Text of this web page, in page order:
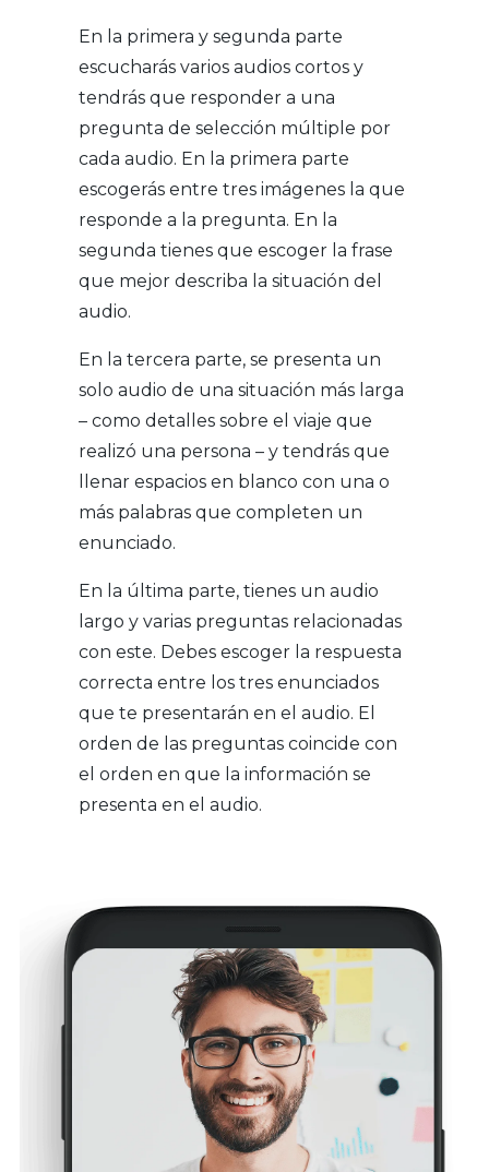
En la primera y segunda parte
escucharás varios audios cortos y
tendrás que responder a una
pregunta de selección múltiple por
cada audio. En la primera parte
escogerás entre tres imágenes la que
responde a la pregunta. En la
segunda tienes que escoger la frase
que mejor describa la situación del
audio.
En la tercera parte, se presenta un
solo audio de una situación más larga
– como detalles sobre el viaje que
realizó una persona – y tendrás que
llenar espacios en blanco con una o
más palabras que completen un
enunciado.
En la última parte, tienes un audio
largo y varias preguntas relacionadas
con este. Debes escoger la respuesta
correcta entre los tres enunciados
que te presentarán en el audio. El
orden de las preguntas coincide con
el orden en que la información se
presenta en el audio.